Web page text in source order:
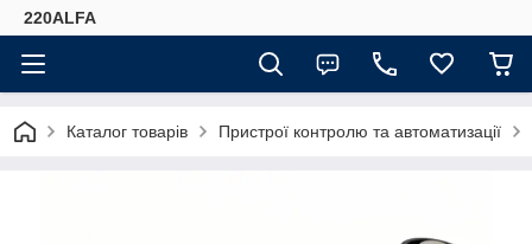
220ALFA
Каталог товарів Пристрої контролю та автоматизації